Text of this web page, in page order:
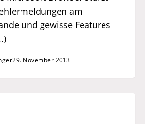
am
und gewisse Features
29. November 2013